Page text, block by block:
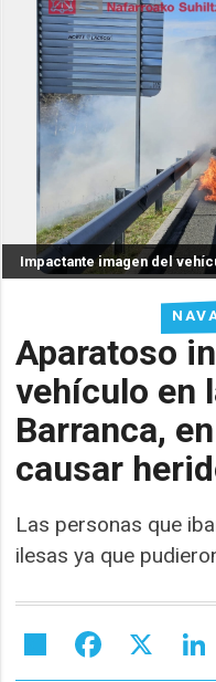
Aparatoso
vehículo en
Barranca,
causar
Las personas que
ilesas ya que
Impactante imagen del
Share Facebook